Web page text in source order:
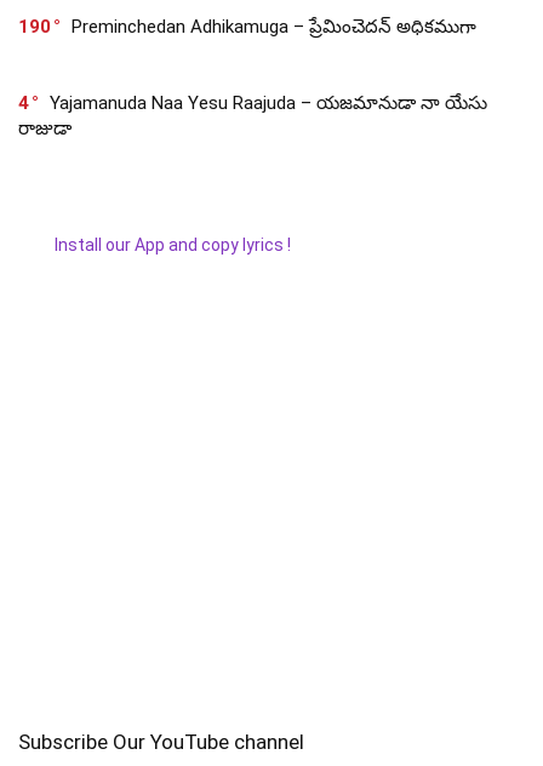
190 Preminchedan Adhikamuga – ప్రేమించెదన్ అధికముగా
4
Yajamanuda Naa Yesu Raajuda – యజమానుడా నా యేసు
రాజుడా
Install our App and copy lyrics !
Subscribe Our YouTube channel